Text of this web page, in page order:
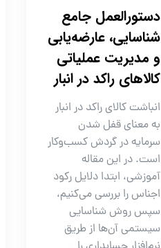
دستورالعمل جامع
شناسایی، عارضه‌یابی
و مدیریت عملیاتی
کالاهای راکد در انبار
انباشت کالای راکد در انبار
به معنای قفل شدن
سرمایه در گردش کسب‌وکار
است. در این مقاله
آموزشی، ابتدا دلایل رکود
اجناس را بررسی می‌کنیم،
سپس روش شناسایی
سیستمی آن‌ها از طریق